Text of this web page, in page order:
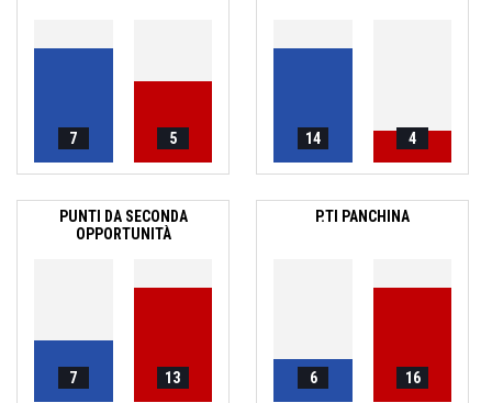
7 5 14 4
PUNTI DA SECONDA
OPPORTUNITÀ
7 13
P.TI PANCHINA
6 16